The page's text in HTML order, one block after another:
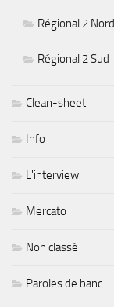
Régional 2 Nord
Régional 2 Sud
Clean-sheet
Info
L'interview
Mercato
Non classé
Paroles de banc